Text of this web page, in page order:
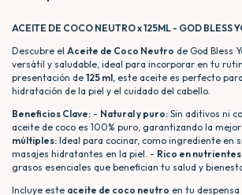
ACEITE DE COCO NEUTRO x 125ML - GOD BLESS
Descubre el Aceite de Coco Neutro de God Bless
versátil y saludable, ideal para incorporar en tu
presentación de 125 ml, este aceite es perfecto
hidratación de la piel y el cuidado del cabello.
Beneficios Clave: - Natural y puro: Sin aditivos ni
aceite de coco es 100% puro, garantizando la
múltiples: Ideal para cocinar, como ingrediente en
masajes hidratantes en la piel. - Rico en
grasos esenciales que benefician tu salud y
Incluye este aceite de coco neutro en tu